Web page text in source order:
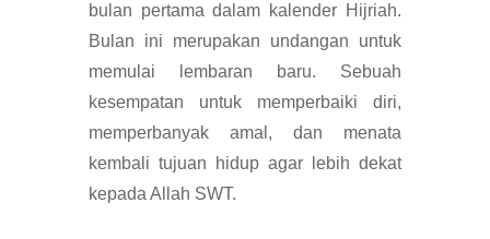
bulan pertama dalam kalender Hijriah.
Bulan ini merupakan undangan untuk
memulai lembaran baru. Sebuah
kesempatan untuk memperbaiki diri,
memperbanyak amal, dan menata
kembali tujuan hidup agar lebih dekat
kepada Allah SWT.